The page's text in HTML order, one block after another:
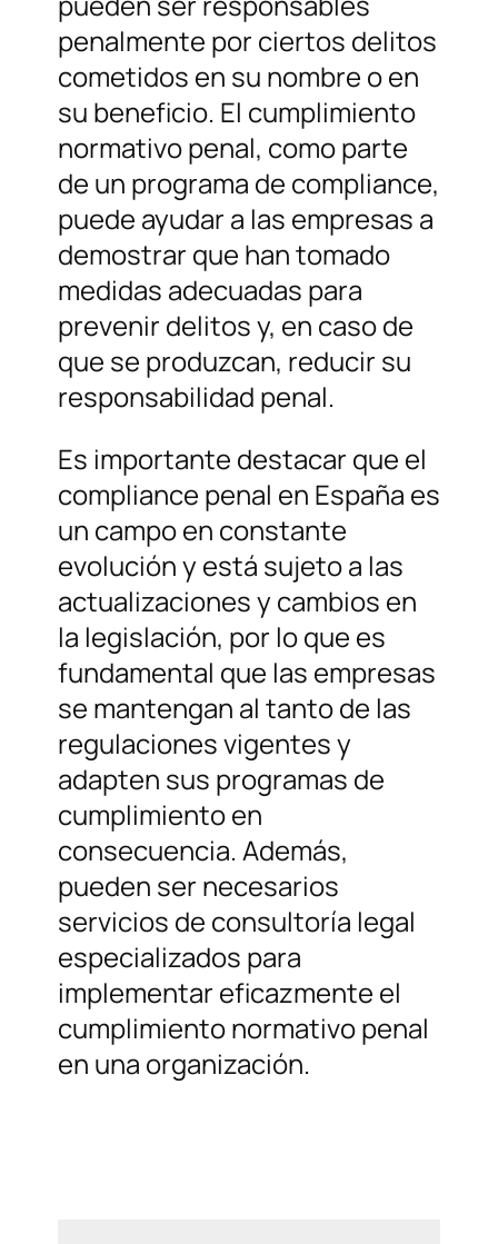
penalmente por ciertos delitos
cometidos en su nombre o en
su beneficio. El cumplimiento
normativo penal, como parte
de un programa de compliance,
puede ayudar a las empresas a
demostrar que han tomado
medidas adecuadas para
prevenir delitos y, en caso de
que se produzcan, reducir su
responsabilidad penal.
Es importante destacar que el
compliance penal en España es
un campo en constante
evolución y está sujeto a las
actualizaciones y cambios en
la legislación, por lo que es
fundamental que las empresas
se mantengan al tanto de las
regulaciones vigentes y
adapten sus programas de
cumplimiento en
consecuencia. Además,
pueden ser necesarios
servicios de consultoría legal
especializados para
implementar eficazmente el
cumplimiento normativo penal
en una organización.